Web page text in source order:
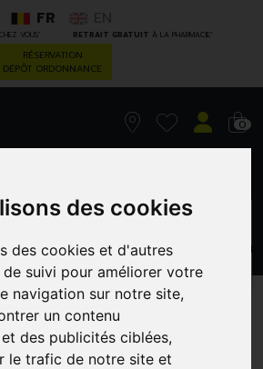
des cookies
des cookies et d'autres
suivi pour améliorer votre
navigation sur notre site,
un contenu
des publicités ciblées,
le trafic de notre site et
VOUS* RETRAIT GRATUIT À LA PHARMACIE*
FR
RÉSERVATION
DÉPÔT ORDONNANCE
0
PROMOS
Crm 100